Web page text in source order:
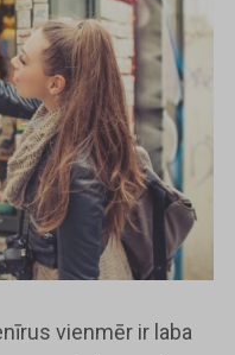
vienmēr ir laba